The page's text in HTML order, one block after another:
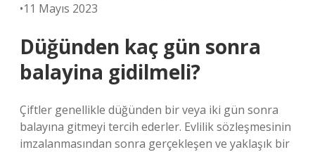
•11 Mayıs 2023
Düğünden kaç gün sonra
balayina gidilmeli?
Çiftler genellikle düğünden bir veya iki gün sonra
balayına gitmeyi tercih ederler. Evlilik sözleşmesinin
imzalanmasından sonra gerçekleşen ve yaklaşık bir